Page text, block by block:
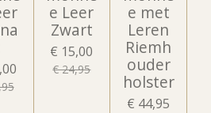
e Leer
Zwart
€ 15,00
€ 24,95
e met
Leren
Riemh
ouder
holster
€ 44,95